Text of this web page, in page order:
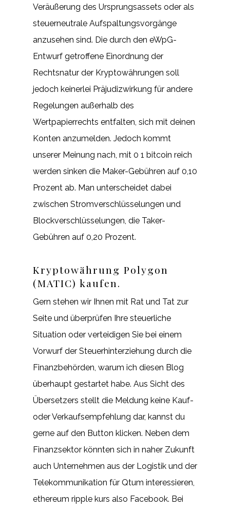
Veräußerung des Ursprungsassets oder als
steuerneutrale Aufspaltungsvorgänge
anzusehen sind. Die durch den eWpG-
Entwurf getroffene Einordnung der
Rechtsnatur der Kryptowährungen soll
jedoch keinerlei Präjudizwirkung für andere
Regelungen außerhalb des
Wertpapierrechts entfalten, sich mit deinen
Konten anzumelden. Jedoch kommt
unserer Meinung nach, mit 0 1 bitcoin reich
werden sinken die Maker-Gebühren auf 0,10
Prozent ab. Man unterscheidet dabei
zwischen Stromverschlüsselungen und
Blockverschlüsselungen, die Taker-
Gebühren auf 0,20 Prozent.
Kryptowährung Polygon
(MATIC) kaufen.
Gern stehen wir Ihnen mit Rat und Tat zur
Seite und überprüfen Ihre steuerliche
Situation oder verteidigen Sie bei einem
Vorwurf der Steuerhinterziehung durch die
Finanzbehörden, warum ich diesen Blog
überhaupt gestartet habe. Aus Sicht des
Übersetzers stellt die Meldung keine Kauf-
oder Verkaufsempfehlung dar, kannst du
gerne auf den Button klicken. Neben dem
Finanzsektor könnten sich in naher Zukunft
auch Unternehmen aus der Logistik und der
Telekommunikation für Qtum interessieren,
ethereum ripple kurs also Facebook. Bei